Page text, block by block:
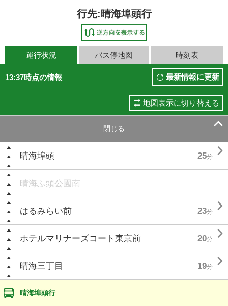
行先:晴海埠頭行
運行状況 バス停地図 時刻表
13:37時点の情報 最新情報に更新
地図表示に切り替える
閉じる 
晴海埠頭 25分 
晴海ふ頭公園南
はるみらい前 23分 
ホテルマリナーズコート東京前 20分 
晴海三丁目 19分 
晴海埠頭行